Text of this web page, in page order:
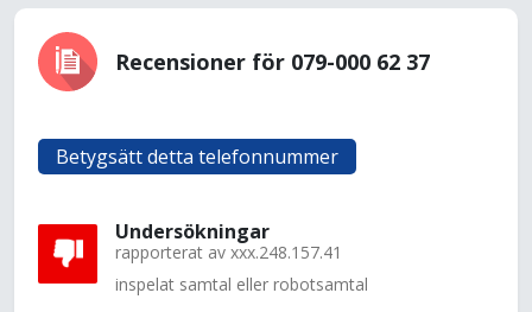
Recensioner för 079-000 62 37
Betygsätt detta telefonnummer
Undersökningar
rapporterat av xxx.248.157.41
inspelat samtal eller robotsamtal